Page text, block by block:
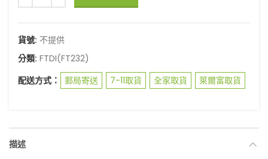
貨號: 不提供
分類: FTDI(FT232)
配送方式：
郵局寄送 7-11取貨 全家取貨 萊爾富取貨
描述